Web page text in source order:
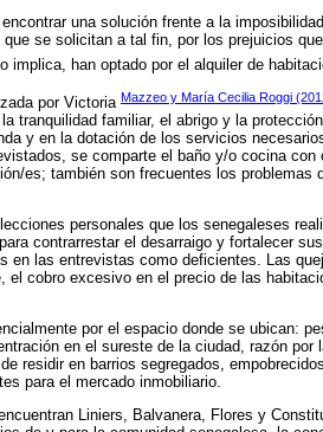
una solución frente a la
se solicitan a tal fin, por los prejuicios
implica, han optado por el alquiler de
por Victoria Mazzeo y María Cecilia Roggi
tranquilidad familiar, el abrigo y la
y en la dotación de los servicios
se comparte el baño y/o cocina con
es; también son frecuentes los problemas
personales que los senegaleses
contrarrestar el desarraigo y fortalecer
en las entrevistas como deficientes. Las
cobro excesivo en el precio de las
por el espacio donde se ubican:
en el sureste de la ciudad, razón por
residir en barrios segregados,
para el mercado inmobiliario.
Liniers, Balvanera, Flores y